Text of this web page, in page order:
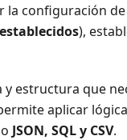
la configuración
),
estructura que
aplicar
JSON, SQL y CSV.